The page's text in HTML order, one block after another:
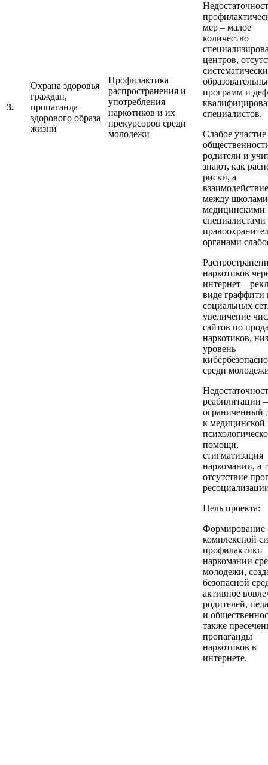
3.
Охрана здоровья
граждан,
пропаганда
здорового образа
жизни
Профилактика
распространения и
употребления
наркотиков и их
прекурсоров среди
молодежи
мер – малое
количество
центров,
программ и
специалистов.
Слабое участие
родители и
знают, как
риски, а
взаимодействие
между
медицинскими
специалистами
органами
наркотиков
интернет –
виде граффити
социальных
увеличение
сайтов по
наркотиков,
уровень
среди
реабилитации –
ограниченный
к медицинской
помощи,
стигматизация
наркомании, а
отсутствие
Цель проекта:
Формирование
комплексной
профилактики
наркомании
молодежи,
безопасной
активное
родителей,
и
также
пропаганды
наркотиков в
интернете.